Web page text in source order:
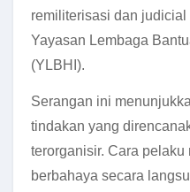
remiliterisasi dan
Yayasan Lembaga
(YLBHI).
Serangan ini
tindakan yang
terorganisir. Cara
berbahaya secara